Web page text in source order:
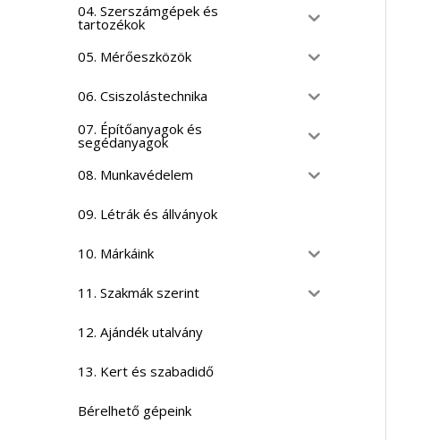
04. Szerszámgépek és
tartozékok
05. Mérőeszközök
06. Csiszolástechnika
07. Építőanyagok és
segédanyagok
08. Munkavédelem
09. Létrák és állványok
10. Márkáink
11. Szakmák szerint
12. Ajándék utalvány
13. Kert és szabadidő
Bérelhető gépeink